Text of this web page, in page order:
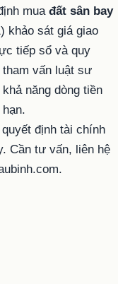
mua đất sân bay
khảo sát giá giao
tiếp sổ và quy
vấn luật sư
năng dòng tiền
định tài chính
Cần tư vấn, liên hệ